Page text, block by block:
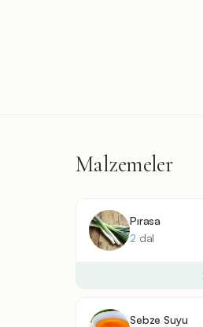
Malzemeler
Pırasa
2 dal
Sebze Suyu